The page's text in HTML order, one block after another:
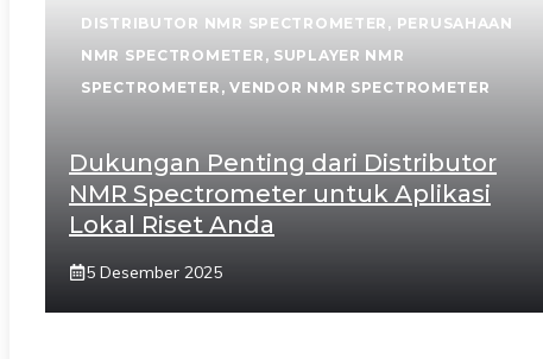
DISTRIBUTOR NMR SPECTROMETER , PERUSAHAAN
NMR SPECTROMETER , SUPLAYER NMR
SPECTROMETER ,VENDOR NMR SPECTROMETER
Dukungan Penting dari Distributor
NMR Spectrometer untuk Aplikasi
Lokal Riset Anda
5 Desember 2025